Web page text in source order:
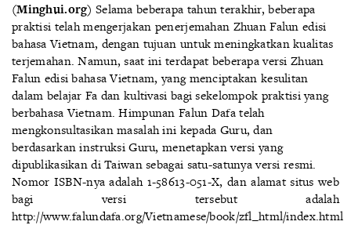
(Minghui.org) Selama beberapa tahun terakhir, beberapa
praktisi telah mengerjakan penerjemahan Zhuan Falun edisi
bahasa Vietnam, dengan tujuan untuk meningkatkan kualitas
terjemahan. Namun, saat ini terdapat beberapa versi Zhuan
Falun edisi bahasa Vietnam, yang menciptakan kesulitan
dalam belajar Fa dan kultivasi bagi sekelompok praktisi yang
berbahasa Vietnam. Himpunan Falun Dafa telah
mengkonsultasikan masalah ini kepada Guru, dan
berdasarkan instruksi Guru, menetapkan versi yang
dipublikasikan di Taiwan sebagai satu-satunya versi resmi.
Nomor ISBN-nya adalah 1-58613-051-X, dan alamat situs web
bagi versi tersebut adalah
http://www.falundafa.org/Vietnamese/book/zfl_html/index.html